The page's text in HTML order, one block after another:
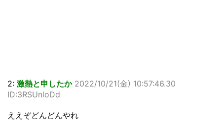
2: 激熱と申したか 2022/10/21(金) 10:57:46.30
ID:3RSUnloDd
ええぞどんどんやれ